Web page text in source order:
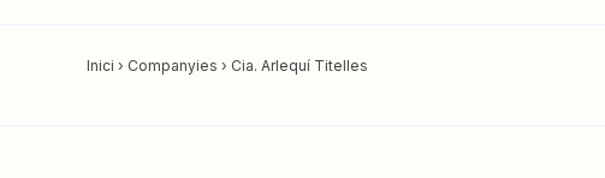
Inici › Companyies › Cia. Arlequí Titelles